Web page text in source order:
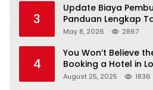
3
Update Biaya
Panduan Lengkap
May 8, 2026 2867
4
You Won’t Believe
Booking a Hotel in
Cheap to Luxe!
August 25, 2025 1836